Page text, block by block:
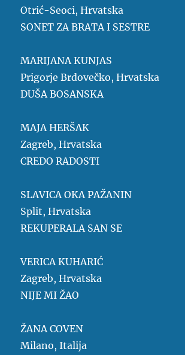
Otrić-Seoci, Hrvatska
SONET ZA BRATA I SESTRE
MARIJANA KUNJAS
Prigorje Brdovečko, Hrvatska
DUŠA BOSANSKA
MAJA HERŠAK
Zagreb, Hrvatska
CREDO RADOSTI
SLAVICA OKA PAŽANIN
Split, Hrvatska
REKUPERALA SAN SE
VERICA KUHARIĆ
Zagreb, Hrvatska
NIJE MI ŽAO
ŽANA COVEN
Milano, Italija